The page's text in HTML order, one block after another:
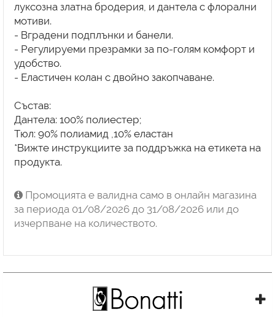
луксозна златна бродерия, и дантела с флорални
мотиви.
- Вградени подплънки и банели.
- Регулируеми презрамки за по-голям комфорт и
удобство.
- Еластичен колан с двойно закопчаване.
Състав:
Дантела: 100% полиестер;
Tюл: 90% полиамид ,10% еластан
*Вижте инструкциите за поддръжка на етикета на
продукта.
Промоцията е валидна само в онлайн магазина
за периода 01/08/2026 до 31/08/2026 или до
изчерпване на количеството.